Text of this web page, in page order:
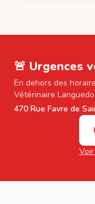
🚨 Urgences
En dehors des
Vétérinaire
470 Rue Favre de